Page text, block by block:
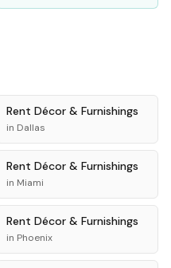
Rent Décor & Furnishings
in Dallas
Rent Décor & Furnishings
in Miami
Rent Décor & Furnishings
in Phoenix